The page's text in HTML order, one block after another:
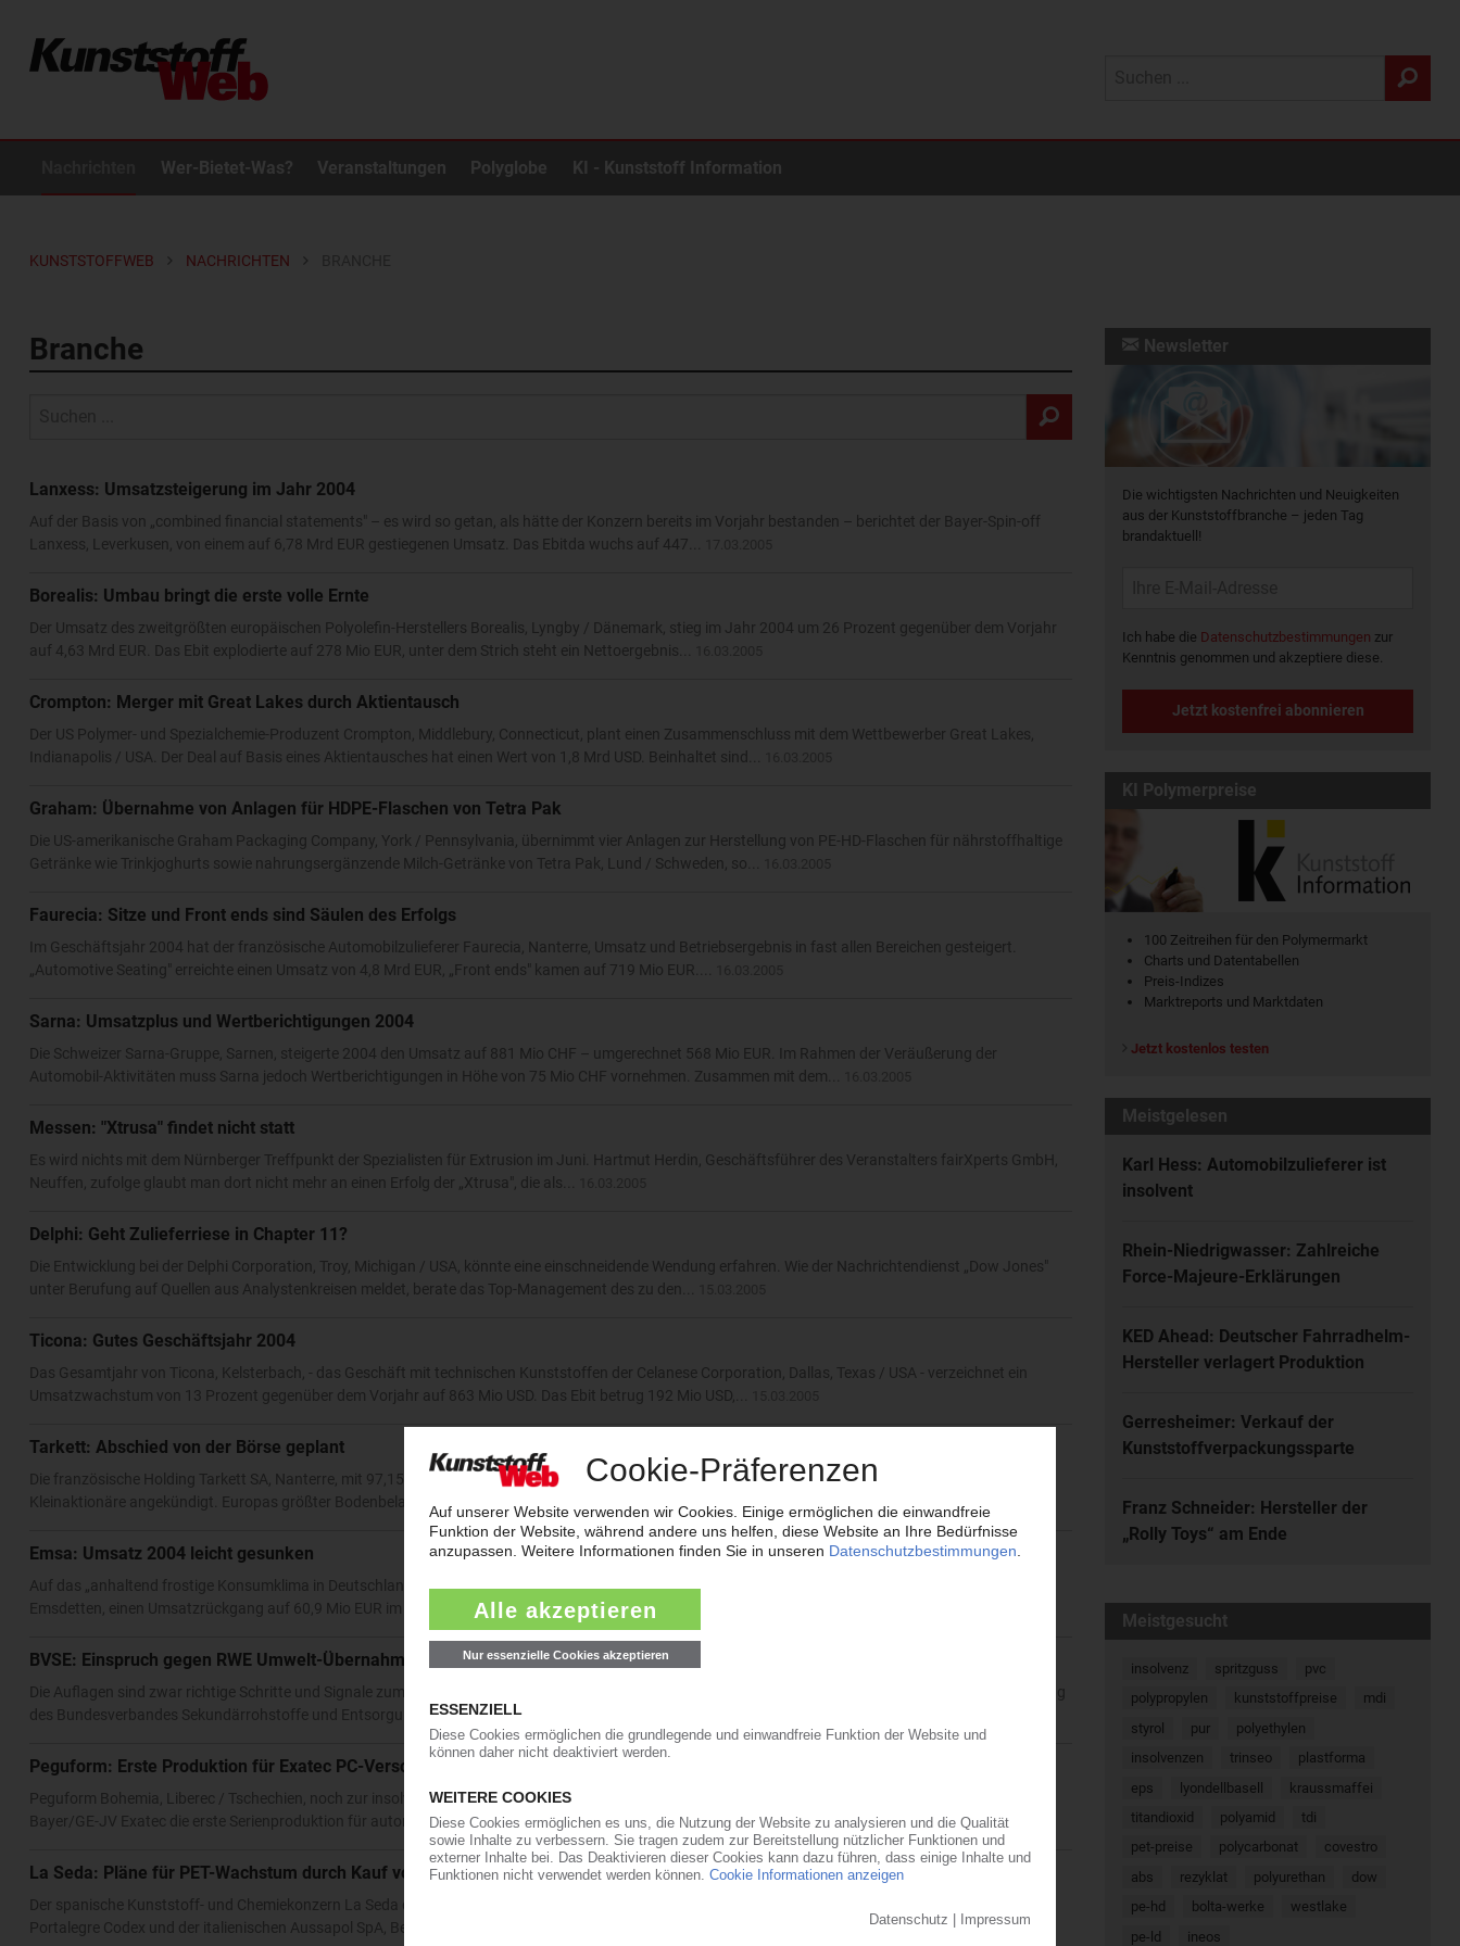
Wer-Bietet-Was? Veranstaltungen Polyglobe KI - Kunststoff Information
KUNSTSTOFFWEB NACHRICHTEN
Branche
Lanxess: Umsatzsteigerung im Jahr 2004
Auf der Basis von „combined financial statements" – es wird so getan, als hätte der Konzern bereits im Vorjahr bestanden – berichtet der Bayer-Spin-off
Lanxess, Leverkusen, von einem auf 6,78 Mrd EUR gestiegenen Umsatz. Das Ebitda wuchs auf 447...
Borealis: Umbau bringt die erste volle Ernte
Der Umsatz des zweitgrößten europäischen Polyolefin-Herstellers Borealis, Lyngby / Dänemark, stieg im Jahr 2004 um 26 Prozent gegenüber dem Vorjahr
auf 4,63 Mrd EUR. Das Ebit explodierte auf 278 Mio EUR, unter dem Strich steht ein Nettoergebnis...
Crompton: Merger mit Great Lakes durch Aktientausch
Der US Polymer- und Spezialchemie-Produzent Crompton, Middlebury, Connecticut, plant einen Zusammenschluss mit dem Wettbewerber Great Lakes,
Indianapolis / USA. Der Deal auf Basis eines Aktientausches hat einen Wert von 1,8 Mrd USD. Beinhaltet sind...
Graham: Übernahme von Anlagen für HDPE-Flaschen von Tetra Pak
Die US-amerikanische Graham Packaging Company, York / Pennsylvania, übernimmt vier Anlagen zur Herstellung von PE-HD-Flaschen für nährstoffhaltige
Getränke wie Trinkjoghurts sowie nahrungsergänzende Milch-Getränke von Tetra Pak, Lund / Schweden, so...
Faurecia: Sitze und Front ends sind Säulen des Erfolgs
Im Geschäftsjahr 2004 hat der französische Automobilzulieferer Faurecia, Nanterre, Umsatz und Betriebsergebnis in fast allen Bereichen gesteigert.
„Automotive Seating" erreichte einen Umsatz von 4,8 Mrd EUR, „Front ends" kamen auf 719 Mio EUR....
Sarna: Umsatzplus und Wertberichtigungen 2004
Die Schweizer Sarna-Gruppe, Sarnen, steigerte 2004 den Umsatz auf 881 Mio CHF – umgerechnet 568 Mio EUR. Im Rahmen der Veräußerung der
Automobil-Aktivitäten muss Sarna jedoch Wertberichtigungen in Höhe von 75 Mio CHF vornehmen. Zusammen mit dem...
Messen: "Xtrusa" findet nicht statt
Es wird nichts mit dem Nürnberger Treffpunkt der Spezialisten für Extrusion im Juni. Hartmut Herdin, Geschäftsführer des Veranstalters fairXperts GmbH,
Neuffen, zufolge glaubt man dort nicht mehr an einen Erfolg der „Xtrusa", die als...
Delphi: Geht Zulieferriese in Chapter 11?
Die Entwicklung bei der Delphi Corporation, Troy, Michigan / USA, könnte eine einschneidende Wendung erfahren. Wie der Nachrichtendienst „Dow Jones"
unter Berufung auf Quellen aus Analystenkreisen meldet, berate das Top-Management des zu den...
Ticona: Gutes Geschäftsjahr 2004
Das Gesamtjahr von Ticona, Kelsterbach, - das Geschäft mit technischen Kunststoffen der Celanese Corporation, Dallas, Texas / USA - verzeichnet ein
Umsatzwachstum von 13 Prozent gegenüber dem Vorjahr auf 863 Mio USD. Das Ebit betrug 192 Mio USD,...
Tarkett: Abschied von der Börse geplant
Die französische Holding Tarkett SA, Nanterre, mit 97,15 Prozent Mehrheitsinhaber der Tarkett AG, Frankenthal, hat ein Squeeze-out mit Abfindung der
Kleinaktionäre angekündigt. Europas größter Bodenbelagshersteller soll anschließend vom...
Emsa: Umsatz 2004 leicht gesunken
Auf das „anhaltend frostige Konsumklima in Deutschland" führt der Produzent von Haushalts- und Gartenartikeln Emsa-Werke Wulf GmbH & Co KG,
Emsdetten, einen Umsatzrückgang auf 60,9 Mio EUR im Geschäftsjahr 2004 zurück. Zur Ertragslage macht...
BVSE: Einspruch gegen RWE Umwelt-Übernahme durch Remondis?
Die Auflagen sind zwar richtige Schritte und Signale zum Schutz des Wettbewerbs, sie gehen jedoch nicht weit genug: So lautet die skeptische Einschätzung
des Bundesverbandes Sekundärrohstoffe und Entsorgung e.V., Bonn, zur Genehmigung des...
Peguform: Erste Produktion für Exatec PC-Verscheibungen
Peguform Bohemia, Liberec / Tschechien, noch zur insolventen, ehemaligen Peguform-Muttergesellschaft Venture gehörend, will gemeinsam mit dem
Bayer/GE-JV Exatec die erste Serienproduktion für automobile Polycarbonat-Verscheibungen aufbauen. Der...14.03.2005
La Seda: Pläne für PET-Wachstum durch Kauf von Selenis und Aussapol
Der spanische Kunststoff- und Chemiekonzern La Seda de Barcelona, Barcelona, prüft die Übernahme des portugiesischen PET-Herstellers Selenis,
Portalegre Codex und der italienischen Aussapol SpA, Bergamo. Hiervon hat das Unternehmen die spanische...
Newsletter
Die wichtigsten Nachrichten und Neuigkeiten
aus der Kunststoffbranche – jeden Tag
brandaktuell!
Ich habe die Datenschutzbestimmungen zur
Kenntnis genommen und akzeptiere diese.
Jetzt kostenfrei abonnieren
KI Polymerpreise
100 Zeitreihen für den Polymermarkt
Charts und Datentabellen
Preis-Indizes
Marktreports und Marktdaten
Jetzt kostenlos testen
Meistgelesen
Karl Hess: Automobilzulieferer ist
insolvent
Rhein-Niedrigwasser: Zahlreiche
Force-Majeure-Erklärungen
KED Ahead: Deutscher Fahrradhelm-
Hersteller verlagert Produktion
Gerresheimer: Verkauf der
Kunststoffverpackungssparte
Franz Schneider: Hersteller der
„Rolly Toys“ am Ende
Meistgesucht
insolvenz spritzguss
pvc
polypropylen
kunststoffpreise
mdi
styrol
pur
polyethylen
insolvenzen
trinseo
plastforma
eps
lyondellbasell
kraussmaffei
titandioxid
polyamid
tdi
pet-preise
polycarbonat
covestro
abs
rezyklat polyurethan
dow
pe-hd
bolta-werke
westlake
pe-ld
ineos